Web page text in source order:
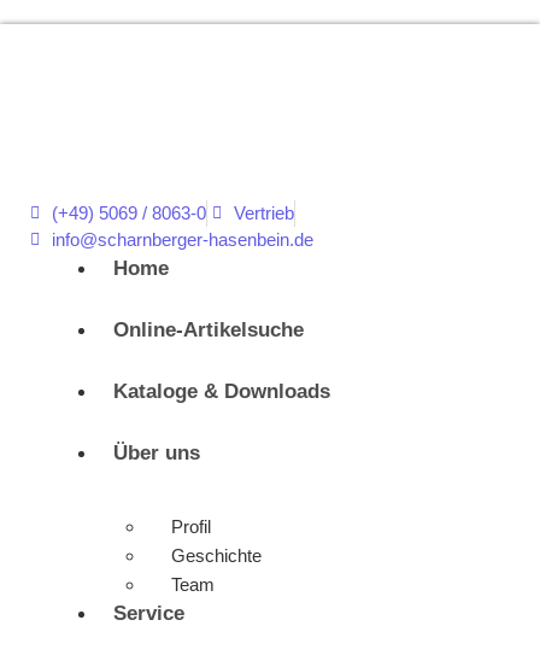
(+49) 5069 / 8063-0
Vertrieb
info@scharnberger-hasenbein.de
Home
Online-Artikelsuche
Kataloge & Downloads
Über uns
Profil
Geschichte
Team
Service